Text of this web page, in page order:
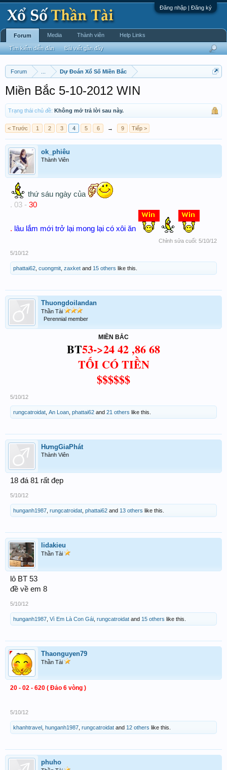
Đăng nhập | Đăng ký
Forum Dự Đoán Xổ Số Miền Bắc
Miền Bắc 5-10-2012 WIN
Trạng thái chủ đề: Không mở trả lời sau này.
< Trước 1 2 3 4 5 6 → 9 Tiếp >
ok_phiêu
Thành Viên
thứ sáu ngày của
. 03 - 30
. lâu lắm mới trở lại mong lại có xôi ăn
Chỉnh sửa cuối: 5/10/12
5/10/12
phattai62 cuongmit zaxket and 15 others like this.
Thuongdoilandan
Thần Tài
Perennial member
MIỀN BẮC
BT53->24 42 ,86 68
TỐI CÓ TIỀN
$$$$$$
5/10/12
rungcatroidat An Loan phattai62 and 21 others like this.
HưngGiaPhát
Thành Viên
18 đá 81 rất đẹp
5/10/12
hunganh1987 rungcatroidat phattai62 and 13 others like this.
lidakieu
Thần Tài
lô BT 53
đề về em 8
5/10/12
hunganh1987 Vì Em Là Con Gái rungcatroidat and 15 others like this.
Thaonguyen79
Thần Tài
20 - 02 - 620 ( Đảo 6 vòng )
5/10/12
khanhtravel hunganh1987 rungcatroidat and 12 others like this.
phuho
Forum
Tìm kiếm diễn đàn Bài viết gần đây
Media Thành viên Help Links